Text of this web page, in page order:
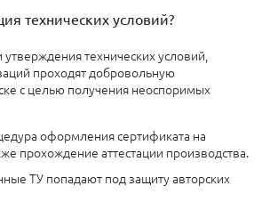
технических условий?
утверждения технических условий,
проходят добровольную
с целью получения неоспоримых
оформления сертификата на
прохождение аттестации производства.
ТУ попадают под защиту авторских